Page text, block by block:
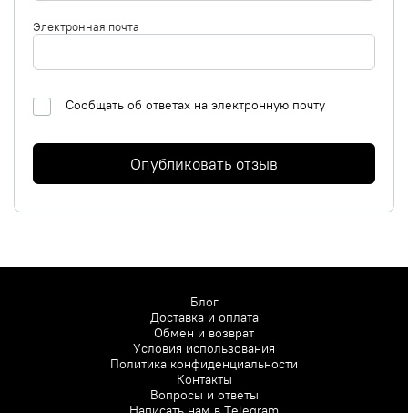
Электронная почта
Сообщать об ответах на электронную почту
Опубликовать отзыв
Блог
Доставка и оплата
Обмен и возврат
Условия использования
Политика конфиденциальности
Контакты
Вопросы и ответы